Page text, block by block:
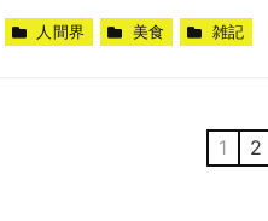
人間界 美食 雑記
1 2